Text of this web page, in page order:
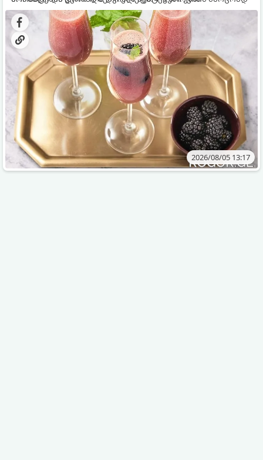
დახვეწილ და მაგრილებელ კოქტეილს.
2026/08/05 13:17